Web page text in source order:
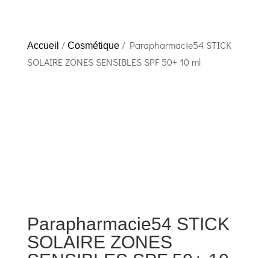
Accueil / Cosmétique/ Parapharmacie54 STICK
SOLAIRE ZONES SENSIBLES SPF 50+ 10 ml
Parapharmacie54 STICK
SOLAIRE ZONES